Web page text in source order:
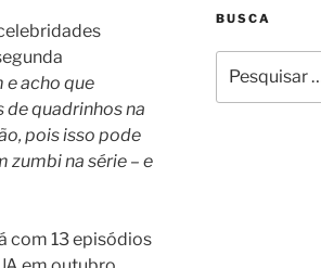
e acho que
quadrinhos na
pois isso pode
zumbi na série – e
com 13 episódios
BUSCA
por: